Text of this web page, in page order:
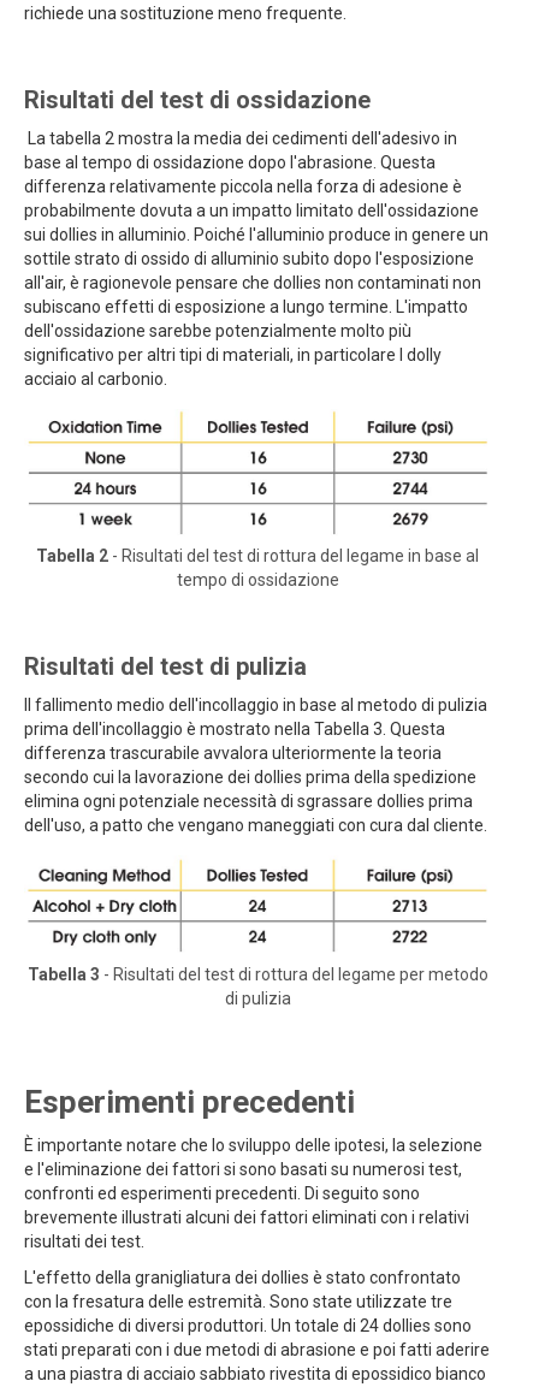
richiede una sostituzione meno frequente.
Risultati del test di ossidazione
La tabella 2 mostra la media dei cedimenti dell'adesivo in
base al tempo di ossidazione dopo l'abrasione. Questa
differenza relativamente piccola nella forza di adesione è
probabilmente dovuta a un impatto limitato dell'ossidazione
sui dollies in alluminio. Poiché l'alluminio produce in genere un
sottile strato di ossido di alluminio subito dopo l'esposizione
all'air, è ragionevole pensare che dollies non contaminati non
subiscano effetti di esposizione a lungo termine. L'impatto
dell'ossidazione sarebbe potenzialmente molto più
significativo per altri tipi di materiali, in particolare l dolly
acciaio al carbonio.
Tabella 2 - Risultati del test di rottura del legame in base al
tempo di ossidazione
Risultati del test di pulizia
Il fallimento medio dell'incollaggio in base al metodo di pulizia
prima dell'incollaggio è mostrato nella Tabella 3. Questa
differenza trascurabile avvalora ulteriormente la teoria
secondo cui la lavorazione dei dollies prima della spedizione
elimina ogni potenziale necessità di sgrassare dollies prima
dell'uso, a patto che vengano maneggiati con cura dal cliente.
Tabella 3 - Risultati del test di rottura del legame per metodo
di pulizia
Esperimenti precedenti
È importante notare che lo sviluppo delle ipotesi, la selezione
e l'eliminazione dei fattori si sono basati su numerosi test,
confronti ed esperimenti precedenti. Di seguito sono
brevemente illustrati alcuni dei fattori eliminati con i relativi
risultati dei test.
L'effetto della granigliatura dei dollies è stato confrontato
con la fresatura delle estremità. Sono state utilizzate tre
epossidiche di diversi produttori. Un totale di 24 dollies sono
stati preparati con i due metodi di abrasione e poi fatti aderire
a una piastra di acciaio sabbiato rivestita di epossidico bianco